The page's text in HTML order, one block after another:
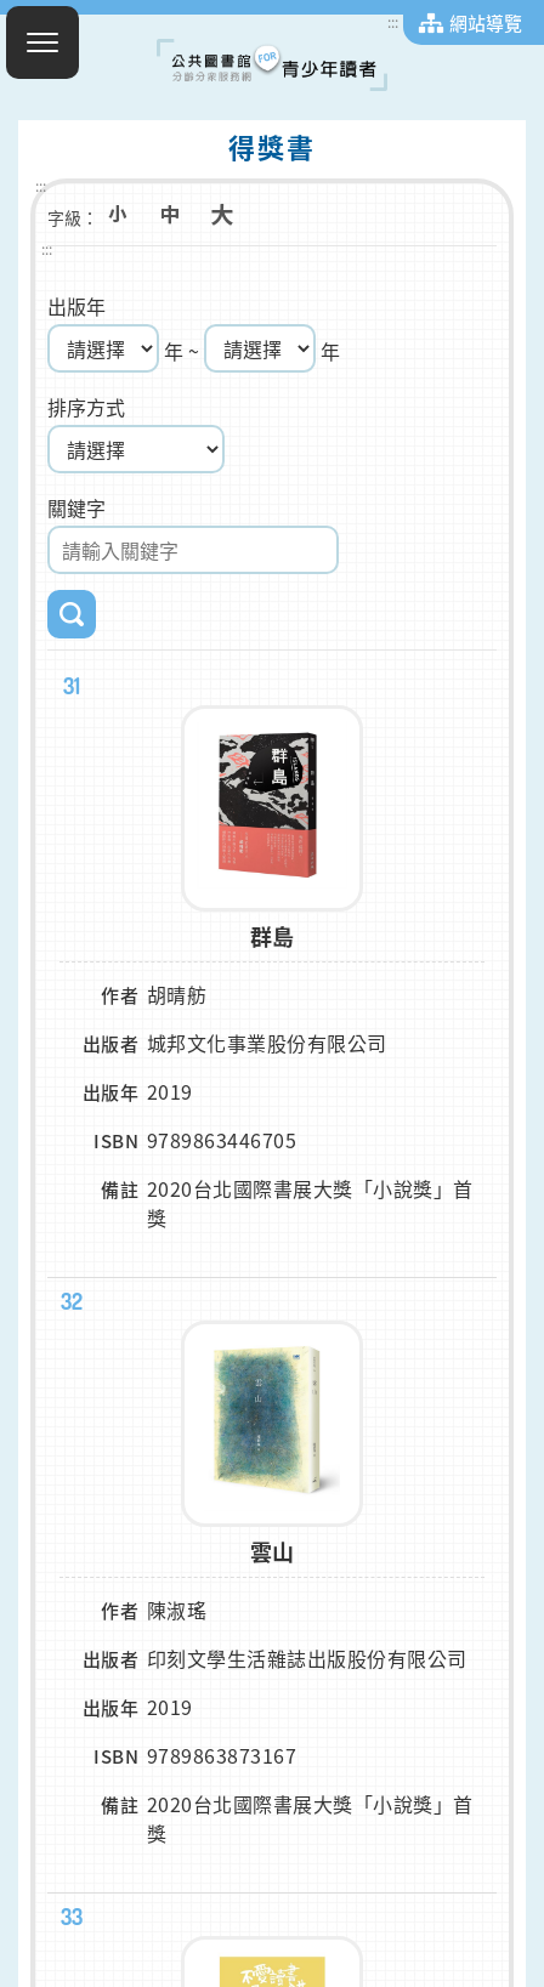
::: 網站導覽
得獎書
:::
字級：
:::
出版年
年 ~
年
排序方式
關鍵字
31
群島
作者 胡晴舫
出版者 城邦文化事業股份有限公司
出版年 2019
ISBN 9789863446705
備註 2020台北國際書展大獎「小說獎」首
獎
32
雲山
作者 陳淑瑤
出版者 印刻文學生活雜誌出版股份有限公司
出版年 2019
ISBN 9789863873167
備註 2020台北國際書展大獎「小說獎」首
獎
33